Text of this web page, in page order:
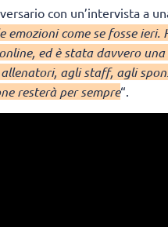
con un’intervista a
emozioni come se fosse
ed è stata davvero
agli staff, agli
resterà per sempre“.